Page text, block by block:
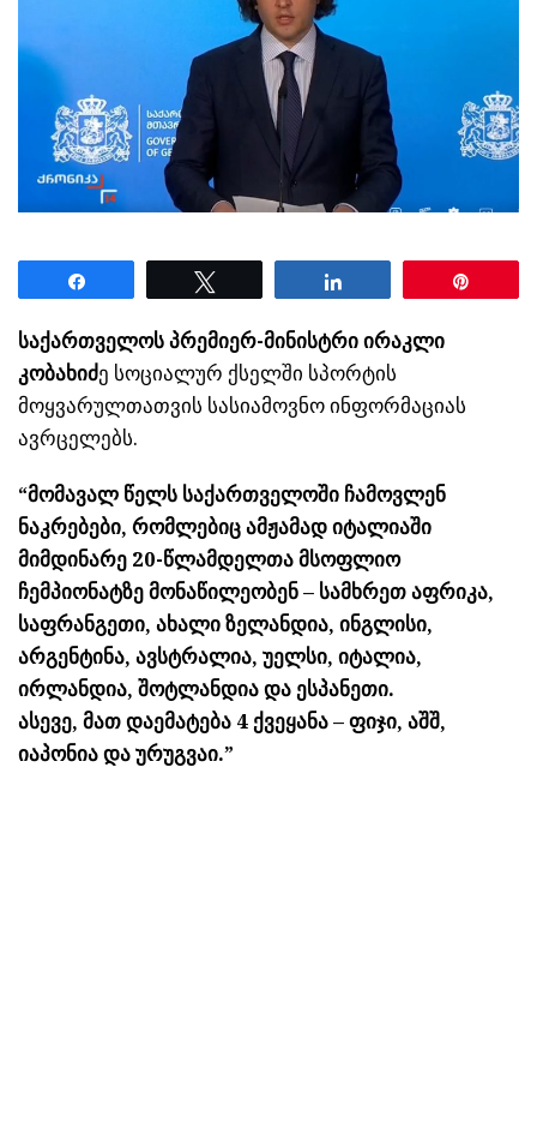
საქართველოს პრემიერ-მინისტრი ირაკლი
კობახიძე სოციალურ ქსელში სპორტის
მოყვარულთათვის სასიამოვნო ინფორმაციას
ავრცელებს.
“მომავალ წელს საქართველოში ჩამოვლენ
ნაკრებები, რომლებიც ამჟამად იტალიაში
მიმდინარე 20-წლამდელთა მსოფლიო
ჩემპიონატზე მონაწილეობენ – სამხრეთ აფრიკა,
საფრანგეთი, ახალი ზელანდია, ინგლისი,
არგენტინა, ავსტრალია, უელსი, იტალია,
ირლანდია, შოტლანდია და ესპანეთი.
ასევე, მათ დაემატება 4 ქვეყანა – ფიჯი, აშშ,
იაპონია და ურუგვაი.”